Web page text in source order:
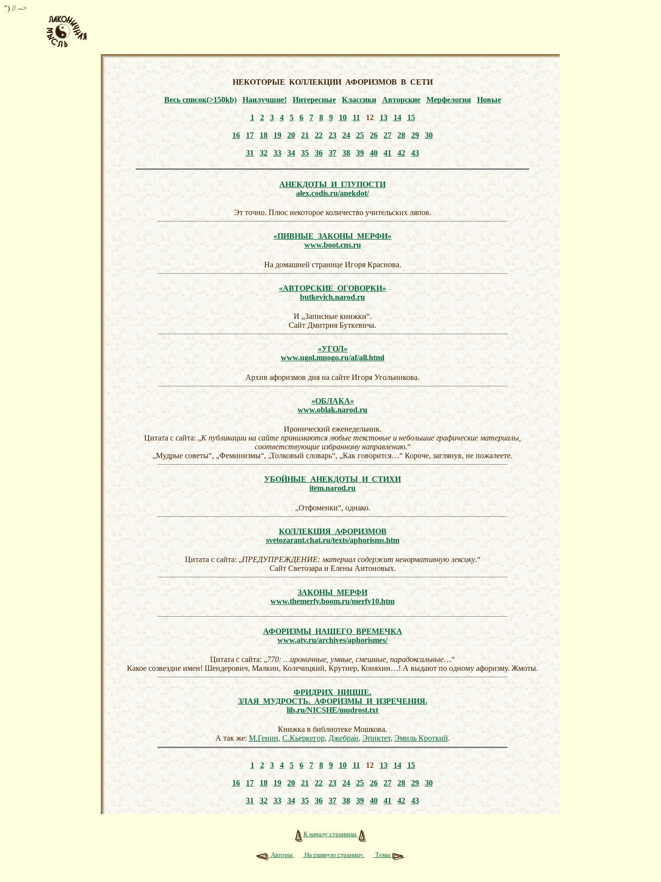
") // -->
НЕКОТОРЫЕ КОЛЛЕКЦИИ АФОРИЗМОВ В СЕТИ
Весь список(>150kb) Наилучшие! Интересные Классики Авторские Мерфелогия Новые
1 2 3 4 5 6 7 8 9 10 11 12 13 14 15
16 17 18 19 20 21 22 23 24 25 26 27 28 29 30
31 32 33 34 35 36 37 38 39 40 41 42 43
АНЕКДОТЫ И ГЛУПОСТИ
alex.codis.ru/anekdot/
Эт точно. Плюс некоторое количество учительских ляпов.
«ПИВНЫЕ ЗАКОНЫ МЕРФИ»
www.boot.cns.ru
На домашней странице Игоря Краснова.
«АВТОРСКИЕ ОГОВОРКИ»
butkevich.narod.ru
И „Записные книжки“.
Сайт Дмитрия Буткевича.
«УГОЛ»
www.ugol.mnogo.ru/af/all.html
Архив афоризмов дня на сайте Игоря Угольникова.
«ОБЛАКА»
www.oblak.narod.ru
Иронический еженедельник.
Цитата с сайта: „К публикации на сайте принимаются любые текстовые и небольшие графические материалы,
соответствующие избранному направлению.“
„Мудрые советы“, „Феминизмы“, „Толковый словарь“, „Как говорится…“ Короче, заглянув, не пожалеете.
УБОЙНЫЕ АНЕКДОТЫ И СТИХИ
item.narod.ru
„Отфоменки“, однако.
КОЛЛЕКЦИЯ АФОРИЗМОВ
svetozarant.chat.ru/texts/aphorisms.htm
Цитата с сайта: „ПРЕДУПРЕЖДЕНИЕ: материал содержит ненормативную лексику.“
Сайт Светозара и Елены Антоновых.
ЗАКОНЫ МЕРФИ
www.themerfy.boom.ru/merfy10.htm
АФОРИЗМЫ НАШЕГО ВРЕМЕЧКА
www.atv.ru/archives/aphorismes/
Цитата с сайта: „770: …ироничные, умные, смешные, парадоксальные…“
Какое созвездие имен! Шендерович, Малкин, Колечицкий, Крутиер, Коняхин…! А выдают по одному афоризму. Жмоты.
ФРИДРИХ НИЦШЕ.
ЗЛАЯ МУДРОСТЬ. АФОРИЗМЫ И ИЗРЕЧЕНИЯ.
lib.ru/NICSHE/mudrost.txt
Книжка в библиотеке Мошкова.
А так же:М.Генин,С.Кьеркегор, Джебран, Эпиктет,Эмиль Кроткий.
1 2 3 4 5 6 7 8 9 10 11 12 13 14 15
16 17 18 19 20 21 22 23 24 25 26 27 28 29 30
31 32 33 34 35 36 37 38 39 40 41 42 43
К началу страницы
Авторы На главную страницу Темы